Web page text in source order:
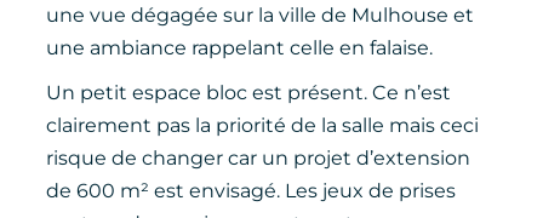
une vue dégagée sur la ville de Mulhouse et
une ambiance rappelant celle en falaise.
Un petit espace bloc est présent. Ce n’est
clairement pas la priorité de la salle mais ceci
risque de changer car un projet d’extension
de 600 m² est envisagé. Les jeux de prises